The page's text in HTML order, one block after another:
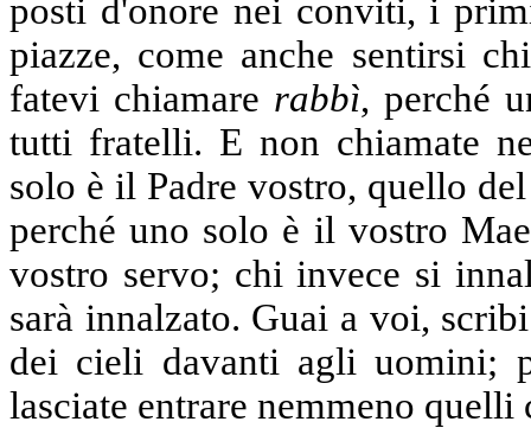
posti d'onore nei conviti, i
piazze, come anche sentirsi
fatevi chiamare rabbì, perché
tutti fratelli. E non chiamate
solo è il Padre vostro, quello
perché uno solo è il vostro
vostro servo; chi invece si
sarà innalzato. Guai a voi,
dei cieli davanti agli uomini;
lasciate entrare nemmeno